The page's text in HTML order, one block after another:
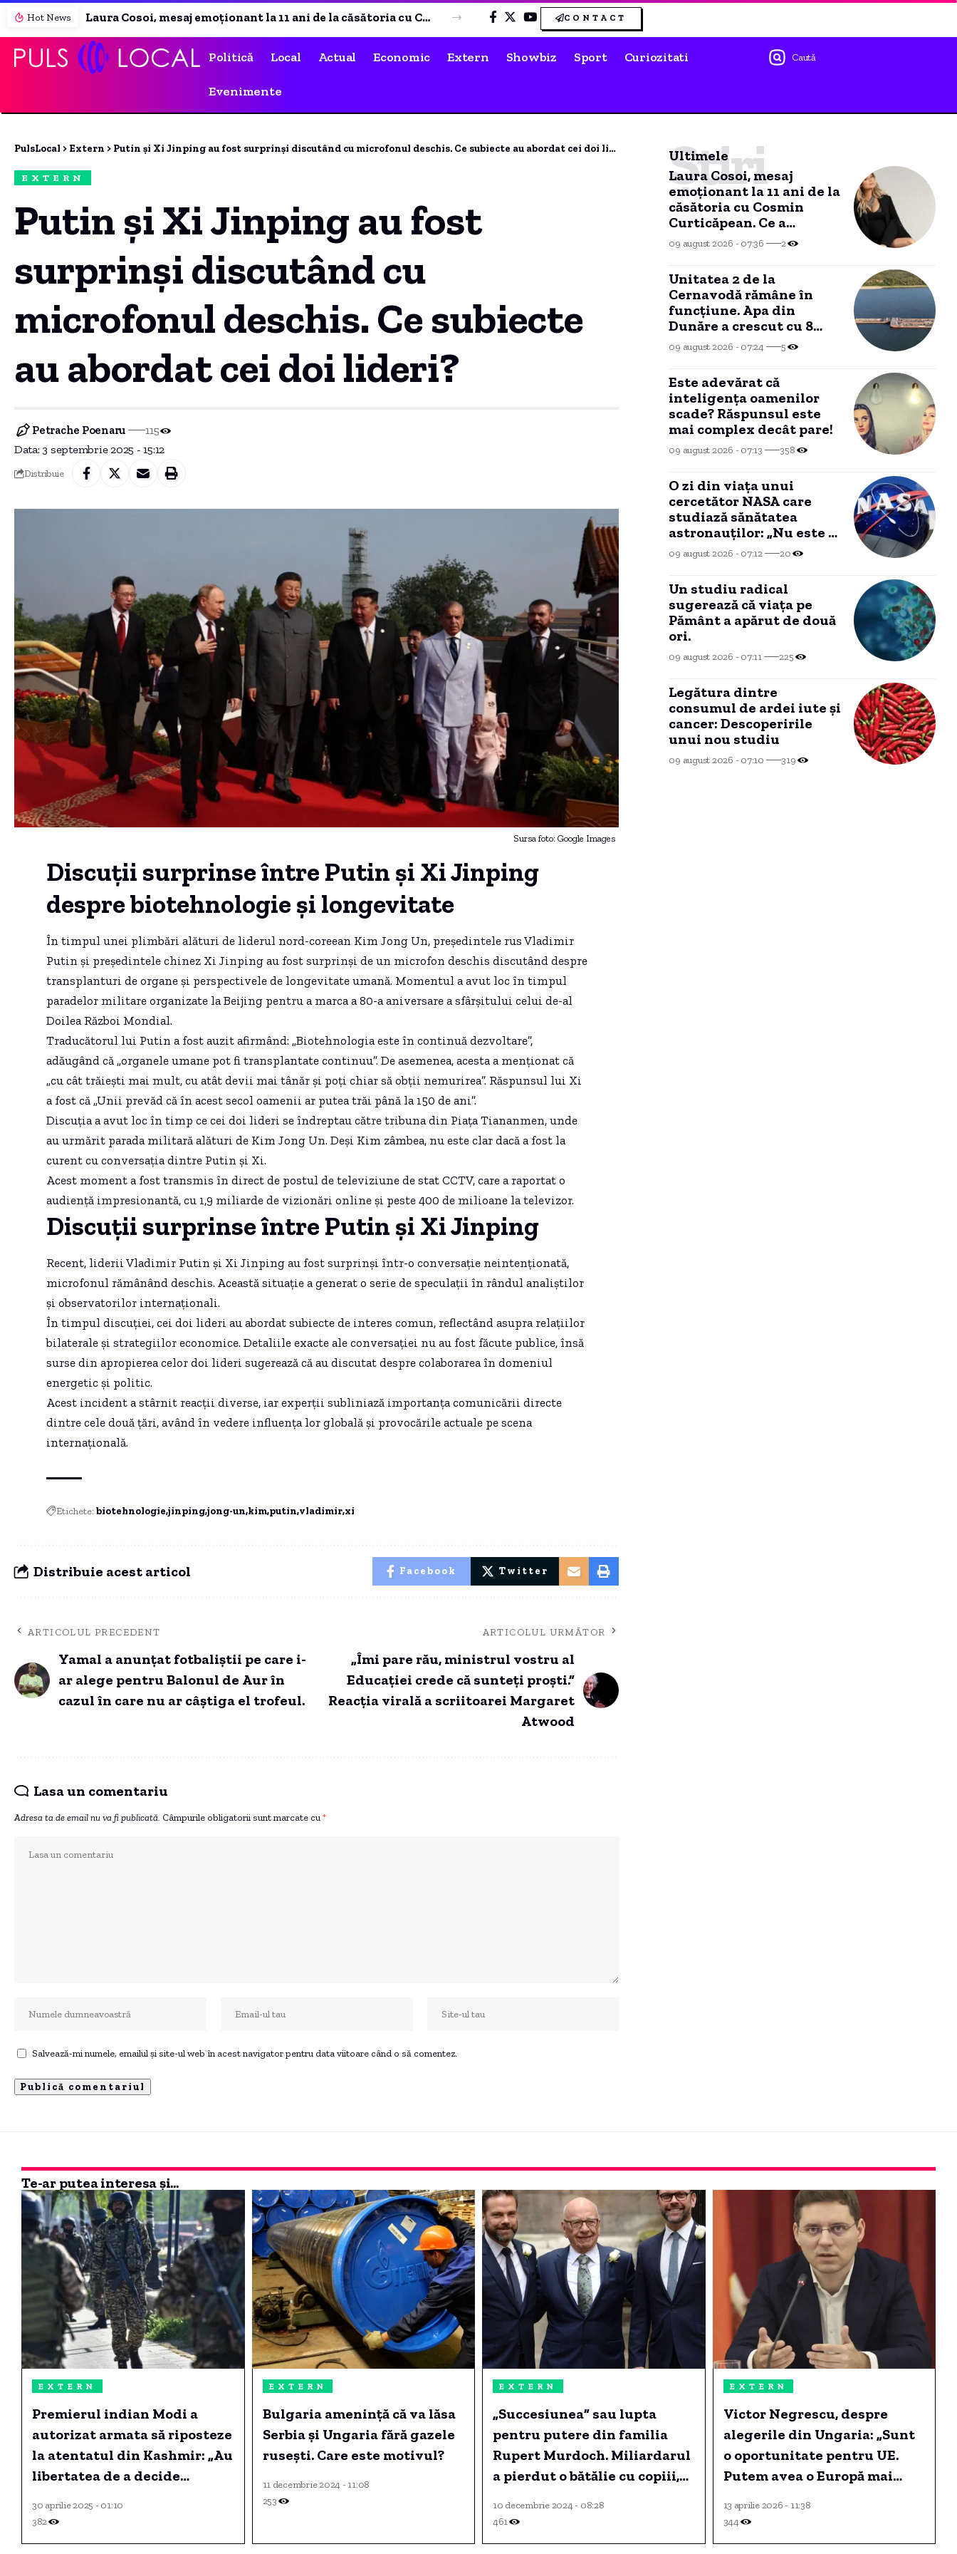
Hot News
Laura Cosoi, mesaj emoționant la 11 ani de la căsătoria cu Cosmin Curticăpean. Ce a declarat despre tatăl celor cinci fetițe Unitatea 2 de la Cernavodă rămâne în funcțiune. Apa din Dunăre a crescut cu 8 centimetri. CONTACT
Politică Local Actual Economic Extern Showbiz Sport Curiozitati
Evenimente
Caută
PulsLocal > Extern > Putin și Xi Jinping au fost surprinși discutând cu microfonul deschis. Ce subiecte au abordat cei doi lideri?
EXTERN
Putin și Xi Jinping au fost
surprinși discutând cu
microfonul deschis. Ce subiecte
au abordat cei doi lideri?
Data: 3 septembrie 2025 - 15:12
Petrache Poenaru 115
Distribuie
Sursa foto: Google Images
Discuții surprinse între Putin și Xi Jinping
despre biotehnologie și longevitate
În timpul unei plimbări alături de liderul nord-coreean Kim Jong Un, președintele rus Vladimir
Putin și președintele chinez Xi Jinping au fost surprinși de un microfon deschis discutând despre
transplanturi de organe și perspectivele de longevitate umană. Momentul a avut loc în timpul
paradelor militare organizate la Beijing pentru a marca a 80-a aniversare a sfârșitului celui de-al
Doilea Război Mondial.
Traducătorul lui Putin a fost auzit afirmând: „Biotehnologia este în continuă dezvoltare”,
adăugând că „organele umane pot fi transplantate continuu”. De asemenea, acesta a menționat că
„cu cât trăiești mai mult, cu atât devii mai tânăr și poți chiar să obții nemurirea”. Răspunsul lui Xi
a fost că „Unii prevăd că în acest secol oamenii ar putea trăi până la 150 de ani”.
Discuția a avut loc în timp ce cei doi lideri se îndreptau către tribuna din Piața Tiananmen, unde
au urmărit parada militară alături de Kim Jong Un. Deși Kim zâmbea, nu este clar dacă a fost la
curent cu conversația dintre Putin și Xi.
Acest moment a fost transmis în direct de postul de televiziune de stat CCTV, care a raportat o
audiență impresionantă, cu 1,9 miliarde de vizionări online și peste 400 de milioane la televizor.
Discuții surprinse între Putin și Xi Jinping
Recent, liderii Vladimir Putin și Xi Jinping au fost surprinși într-o conversație neintenționată,
microfonul rămânând deschis. Această situație a generat o serie de speculații în rândul analiștilor
și observatorilor internaționali.
În timpul discuției, cei doi lideri au abordat subiecte de interes comun, reflectând asupra relațiilor
bilaterale și strategiilor economice. Detaliile exacte ale conversației nu au fost făcute publice, însă
surse din apropierea celor doi lideri sugerează că au discutat despre colaborarea în domeniul
energetic și politic.
Acest incident a stârnit reacții diverse, iar experții subliniază importanța comunicării directe
dintre cele două țări, având în vedere influența lor globală și provocările actuale pe scena
internațională.
Etichete: biotehnologie jinpingjong-un kimputin vladimirxi
Distribuie acest articol Facebook Twitter
ARTICOLUL PRECEDENT
Yamal a anunțat fotbaliștii pe care i-
ar alege pentru Balonul de Aur în
cazul în care nu ar câștiga el trofeul.
ARTICOLUL URMĂTOR
„Îmi pare rău, ministrul vostru al
Educaţiei crede că sunteţi proşti.”
Reacția virală a scriitoarei Margaret
Atwood
Lasa un comentariu
Adresa ta de email nu va fi publicată. Câmpurile obligatorii sunt marcate cu*
Salvează-mi numele, emailul și site-ul web în acest navigator pentru data viitoare când o să comentez.
Ultimele
Știri
Laura Cosoi, mesaj
emoționant la 11 ani de la
căsătoria cu Cosmin
Curticăpean. Ce a
declarat despre tatăl
celor cinci fetițe
09 august 2026 - 07:36 2
Unitatea 2 de la
Cernavodă rămâne în
funcțiune. Apa din
Dunăre a crescut cu 8
centimetri.
09 august 2026 - 07:24 5
Este adevărat că
inteligența oamenilor
scade? Răspunsul este
mai complex decât pare!
09 august 2026 - 07:13 358
O zi din viața unui
cercetător NASA care
studiază sănătatea
astronauților: „Nu este o
știință complicată”
09 august 2026 - 07:12 20
Un studiu radical
sugerează că viața pe
Pământ a apărut de două
ori.
09 august 2026 - 07:11 225
Legătura dintre
consumul de ardei iute și
cancer: Descoperirile
unui nou studiu
09 august 2026 - 07:10 319
Te-ar putea interesa și...
EXTERN
Premierul indian Modi a
autorizat armata să riposteze
la atentatul din Kashmir: „Au
libertatea de a decide
30 aprilie 2025 - 01:10
382
EXTERN
Bulgaria amenință că va lăsa
Serbia și Ungaria fără gazele
rusești. Care este motivul?
11 decembrie 2024 - 11:08
253
EXTERN
„Succesiunea” sau lupta
pentru putere din familia
Rupert Murdoch. Miliardarul
a pierdut o bătălie cu copiii,
10 decembrie 2024 - 08:28
461
EXTERN
Victor Negrescu, despre
alegerile din Ungaria: „Sunt
o oportunitate pentru UE.
Putem avea o Europă mai
ușor”
13 aprilie 2026 - 11:38
344